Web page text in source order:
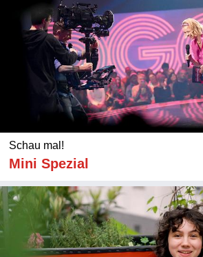
Schau mal!
Mini Spezial